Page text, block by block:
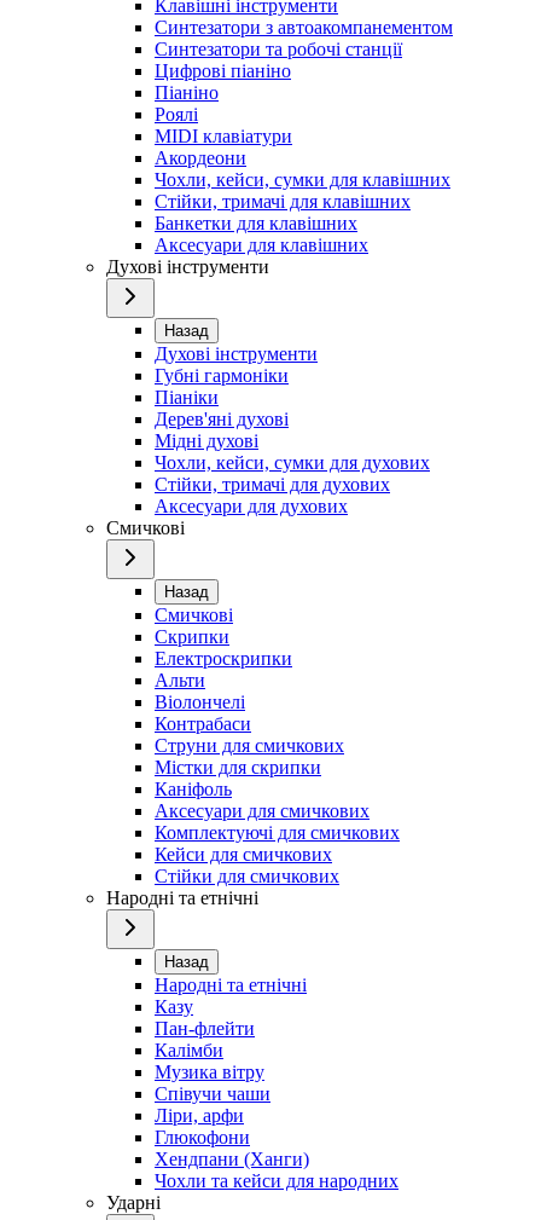
Клавішні інструменти
Синтезатори з автоакомпанементом
Синтезатори та робочі станції
Цифрові піаніно
Піаніно
Роялі
MIDI клавіатури
Акордеони
Чохли, кейси, сумки для клавішних
Стійки, тримачі для клавішних
Банкетки для клавішних
Аксесуари для клавішних
Духові інструменти
Назад
Духові інструменти
Губні гармоніки
Піаніки
Дерев'яні духові
Мідні духові
Чохли, кейси, сумки для духових
Стійки, тримачі для духових
Аксесуари для духових
Смичкові
Назад
Смичкові
Скрипки
Електроскрипки
Альти
Віолончелі
Контрабаси
Струни для смичкових
Містки для скрипки
Каніфоль
Аксесуари для смичкових
Комплектуючі для смичкових
Кейси для смичкових
Стійки для смичкових
Народні та етнічні
Назад
Народні та етнічні
Казу
Пан-флейти
Калімби
Музика вітру
Співучи чаши
Ліри, арфи
Глюкофони
Хендпани (Ханги)
Чохли та кейси для народних
Ударні